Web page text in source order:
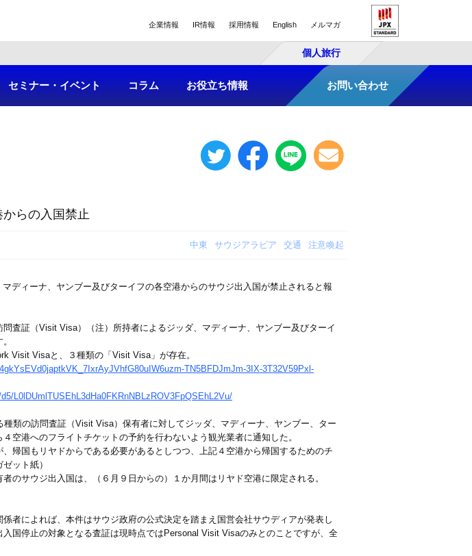
企業情報 IR情報 採用情報 English メルマガ
個人旅行
セミナー・イベント コラム お役立ち情報 お問い合わせ
らの入国禁止
中東 サウジアラビア 交通 注意喚起
ディーナ、ヤンブー及びターイフの各空港からのサウジ出入国が禁止されると報
査証（Visit Visa）（注）所持者によるジッダ、マディーナ、ヤンブー及びターイ
Visit Visaと、３種類の「Visit Visa」が存在。
TN5BFDJmJm-3IX-3T32V59Pxl-
L0lDUmlTUSEhL3dHa0FKRnNBLzROV3FpQSEhL2Vu/
類の訪問査証（Visit Visa）保有者に対してジッダ、マディーナ、ヤンブー、ター
空港へのフライトチケットの予約を行わないよう観光業者に通知した。
帰国もリヤドからである必要があるとしつつ、上記４空港から帰国するためのチ
ット紙）
のサウジ出入国は、（６月９日からの）１か月間はリヤド空港に限定される。
者によれば、本件はサウジ政府の公式決定を踏まえ国営会社サウディアが発表し
国停止の対象となる査証は現時点ではPersonal Visit Visaのみとのことですが、全